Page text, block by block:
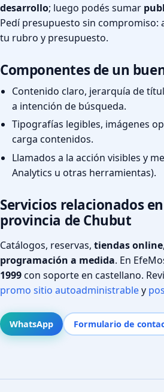
desarrollo; luego podés sumar
Pedí presupuesto sin compromiso:
tu rubro y presupuesto.
Componentes de un
Contenido claro, jerarquía de
a intención de búsqueda.
Tipografías legibles, imágenes
carga contenidos.
Llamados a la acción visibles y
Analytics u otras herramientas).
Servicios relacionados
provincia de Chubut
Catálogos, reservas, tiendas online
programación a medida. En
1999con soporte en castellano.
promo sitio autoadministrabley
WhatsApp Formulario de